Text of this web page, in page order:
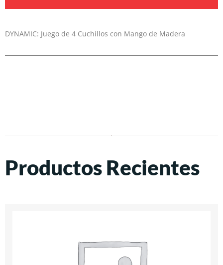
DYNAMIC: Juego de 4 Cuchillos con Mango de Madera
Productos Recientes